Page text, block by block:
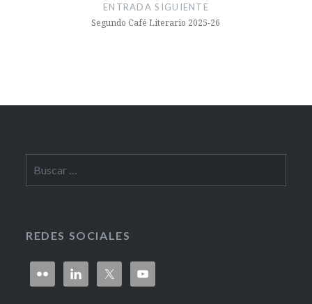
ENTRADA SIGUIENTE
Segundo Café Literario 2025-26
REDES SOCIALES